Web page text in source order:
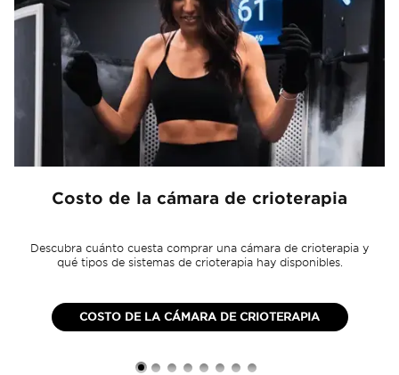
Costo de la cámara de crioterapia
Descubra cuánto cuesta comprar una cámara de crioterapia y
qué tipos de sistemas de crioterapia hay disponibles.
COSTO DE LA CÁMARA DE CRIOTERAPIA